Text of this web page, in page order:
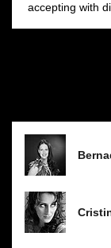
accepting with
this